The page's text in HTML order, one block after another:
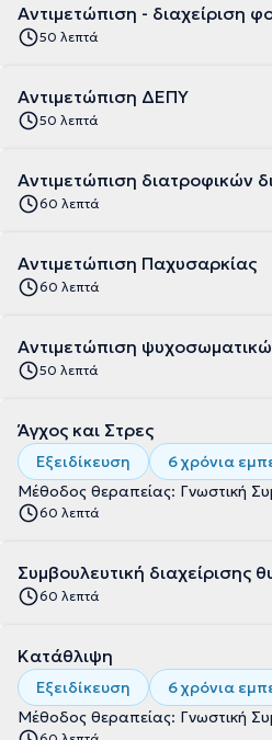
Αντιμετώπιση - διαχείριση
50 λεπτά
Αντιμετώπιση ΔΕΠΥ
50 λεπτά
Αντιμετώπιση διατροφικών
60 λεπτά
Αντιμετώπιση Παχυσαρκίας
60 λεπτά
Αντιμετώπιση
50 λεπτά
Άγχος και Στρες
Εξειδίκευση
6 χρόνια
Μέθοδος θεραπείας: Γνωστική
60 λεπτά
Συμβουλευτική διαχείρισης
60 λεπτά
Κατάθλιψη
Εξειδίκευση
6 χρόνια
Μέθοδος θεραπείας: Γνωστική